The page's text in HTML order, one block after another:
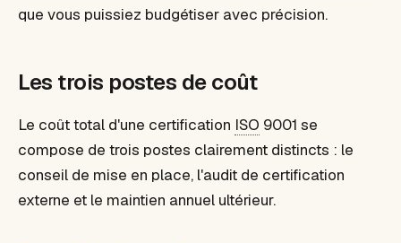
que vous puissiez budgétiser avec précision.
Les trois postes de coût
Le coût total d'une certification ISO 9001 se
compose de trois postes clairement distincts : le
conseil de mise en place, l'audit de certification
externe et le maintien annuel ultérieur.